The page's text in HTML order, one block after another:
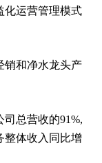
化运营管理模式
销和净水龙头产
总营收的91%,
整体收入同比增